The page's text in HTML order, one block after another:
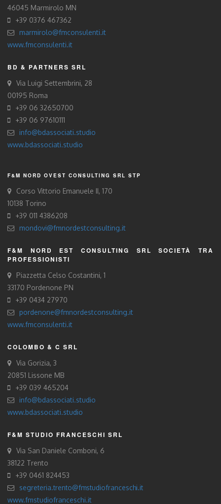
46045 Marmirolo MN
+39 0376 467362
marmirolo@fmconsulenti.it
www.fmconsulenti.it
BD & PARTNERS SRL
Via Luigi Settembrini, 28
00195 Roma
+39 06 32650700
+39 06 97610111
info@bdassociati.studio
www.bdassociati.studio
F&M NORD OVEST CONSULTING SRL STP
Corso Vittorio Emanuele II, 170
10138 Torino
+39 011 4386208
mondovi@fmnordestconsulting.it
F&M NORD EST CONSULTING SRL SOCIETÀ TRA
PROFESSIONISTI
Piazzetta Celso Costantini, 1
33170 Pordenone PN
+39 0434 27970
pordenone@fmnordestconsulting.it
www.fmconsulenti.it
COLOMBO & C SRL
Via Gorizia, 3
20851 Lissone MB
+39 039 465204
info@bdassociati.studio
www.bdassociati.studio
F&M STUDIO FRANCESCHI SRL
Via San Daniele Comboni, 6
38122 Trento
+39 0461 824453
segreteria.trento@fmstudiofranceschi.it
www.fmstudiofranceschi.it